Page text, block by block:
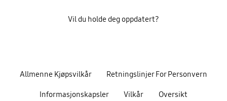
Allmenne Kjøpsvilkår Retningslinjer For Personvern
Informasjonskapsler Vilkår Oversikt
Vil du holde deg oppdatert?